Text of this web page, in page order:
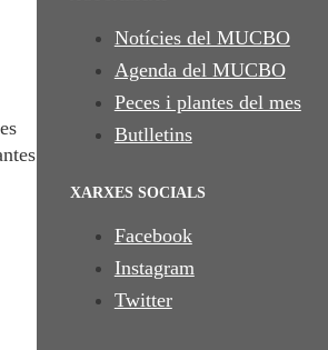
Notícies del MUCBO
Agenda del MUCBO
Peces i plantes del mes
Butlletins
XARXES SOCIALS
Facebook
Instagram
Twitter